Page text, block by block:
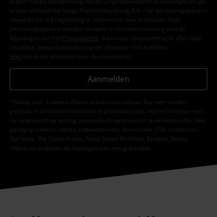
ermee akkoord dat Large Popmerchandising B.V. mijn persoonsgegevens
verwerkt om mij regelmatig te informeren over producten. Mijn
persoonsgegevens worden verwerkt in overeenstemming met de
bepalingen van het
Privacybeleid . Ik kan mijn toestemming te allen tijde
intrekken, bijvoorbeeld door op de ‘afmelden’-link te klikken.
Hier kan ik me afmelden voor de nieuwsbrief.
Aanmelden
*Geldig voor 4 weken. Alleen online inwisselbaar. Kan niet worden
gebruikt in combinatie met andere promotiecodes. Na het invoeren van
de code wordt de korting automatisch verrekend in je winkelmandje. Niet
geldig op boeken, media, cadeaubonnen, Rammstein, (Till) Lindemann,
Die Ärzte, Die Toten Hosen, Feine Sahne Fischfilet, Broilers, Böhse
Onkelz en artikelen die bijdragen aan een goed doel.